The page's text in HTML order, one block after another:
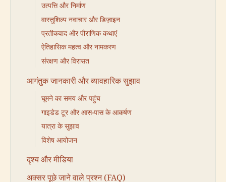
उत्पत्ति और निर्माण
वास्तुशिल्प नवाचार और डिज़ाइन
प्रतीकवाद और पौराणिक कथाएं
ऐतिहासिक महत्व और नामकरण
संरक्षण और विरासत
आगंतुक जानकारी और व्यावहारिक सुझाव
घूमने का समय और पहुंच
गाइडेड टूर और आस-पास के आकर्षण
यात्रा के सुझाव
विशेष आयोजन
दृश्य और मीडिया
अक्सर पूछे जाने वाले प्रश्न (FAQ)